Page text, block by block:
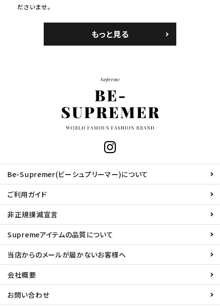
ださいませ。
もっと見る
Be-Supremer(ビーシュプリーマー)について
ご利用ガイド
非正規撲滅宣言
Supremeアイテムの品質について
当店からのメールが届かないお客様へ
会社概要
お問い合わせ